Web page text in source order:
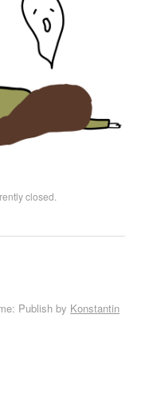
closed.
Publish by Konstantin